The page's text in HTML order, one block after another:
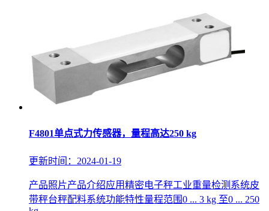
F4801单点式力传感器，量程高达250 kg
更新时间：2024-01-19
产品照片产品介绍应用精密电子秤工业重量检测系统皮
带秤台秤配料系统功能特性量程范围0 ... 3 kg 至0 ... 250